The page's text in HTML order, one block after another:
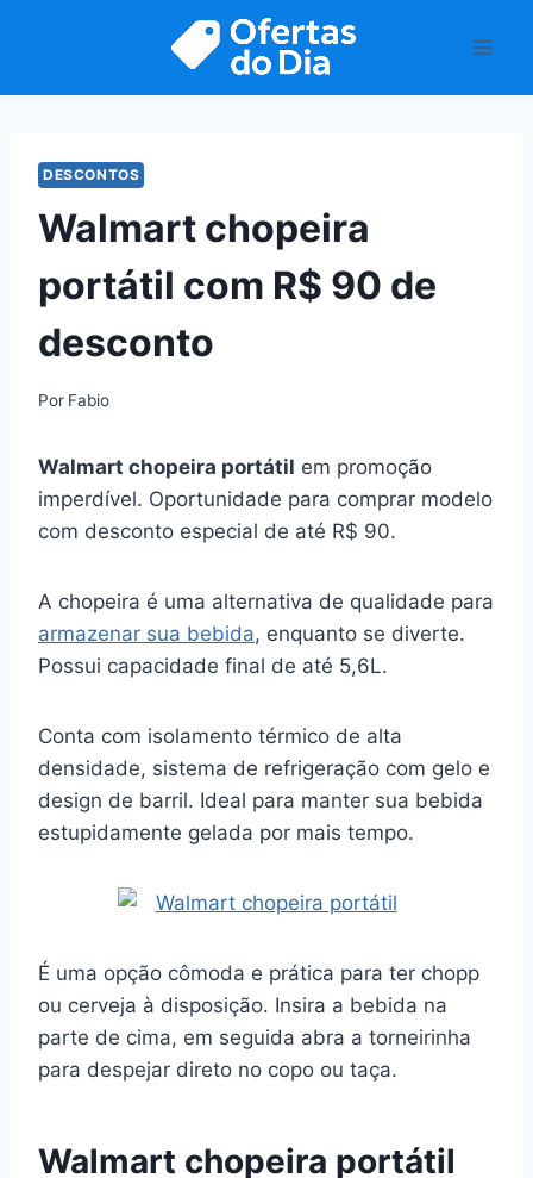
DESCONTOS
Walmart chopeira
portátil com R$ 90 de
desconto
Por Fabio
Walmart chopeira portátil em promoção
imperdível. Oportunidade para comprar modelo
com desconto especial de até R$ 90.
A chopeira é uma alternativa de qualidade para
armazenar sua bebida, enquanto se diverte.
Possui capacidade final de até 5,6L.
Conta com isolamento térmico de alta
densidade, sistema de refrigeração com gelo e
design de barril. Ideal para manter sua bebida
estupidamente gelada por mais tempo.
É uma opção cômoda e prática para ter chopp
ou cerveja à disposição. Insira a bebida na
parte de cima, em seguida abra a torneirinha
para despejar direto no copo ou taça.
Walmart chopeira portátil